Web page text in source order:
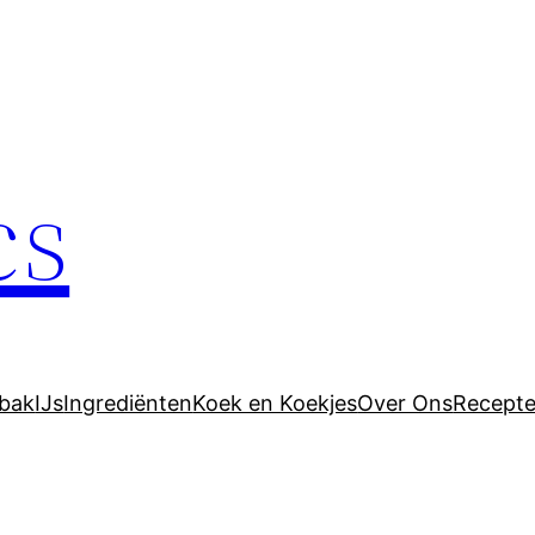
IJsIngrediëntenKoek en KoekjesOver Ons